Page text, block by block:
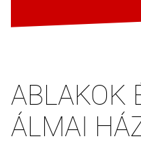
ABLAKOK
ÁLMAI